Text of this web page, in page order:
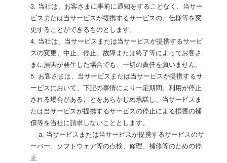
3. 当社は、お客さまに事前に通知をすることなく、当サー
ビスまたは当サービスが提携するサービスの、仕様等を変
更することができるものとします。
4. 当社は、当サービスまたは当サービスが提携するサービ
スの変更、中止、停止、故障または終了等によってお客さ
まに損害が発生した場合でも、一切の責任を負いません。
5. お客さまは、当サービスまたは当サービスが提携するサ
ービスにおいて、下記の事情により一定期間、利用が停止
される場合があることをあらかじめ承諾し、当サービスま
たは当サービスが提携するサービスの停止による損害の補
償等を当社に請求しないこととします。
a. 当サービスまたは当サービスが提携するサービスのサ
ーバー、ソフトウェア等の点検、修理、補修等のための停
止